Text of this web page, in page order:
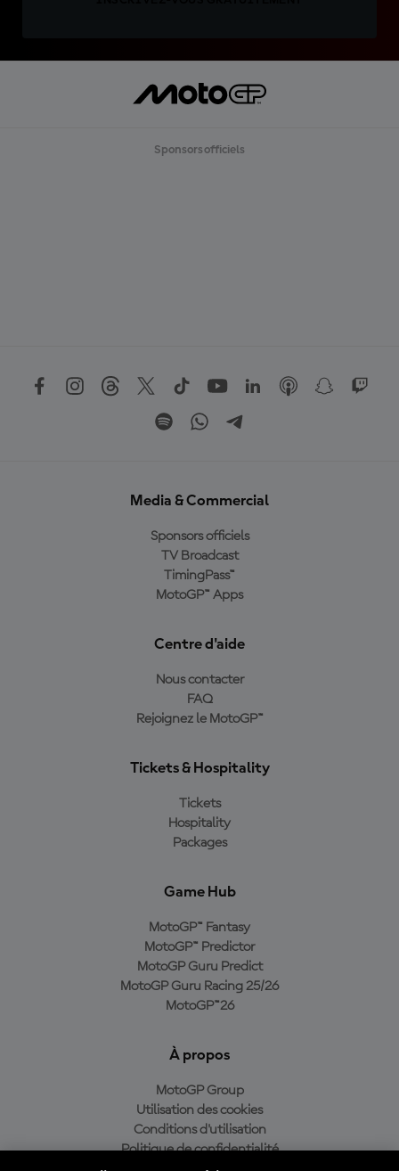
Sponsors officiels
Media & Commercial
Sponsors officiels
TV Broadcast
TimingPass™
MotoGP™ Apps
Centre d'aide
Nous contacter
FAQ
Rejoignez le MotoGP™
Tickets & Hospitality
Tickets
Hospitality
Packages
Game Hub
MotoGP™ Fantasy
MotoGP™ Predictor
MotoGP Guru Predict
MotoGP Guru Racing 25/26
MotoGP™26
À propos
MotoGP Group
Utilisation des cookies
Conditions d'utilisation
Politique de confidentialité